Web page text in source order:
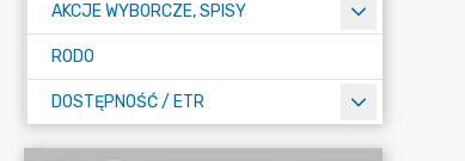
AKCJE WYBORCZE, SPISY
RODO
DOSTĘPNOŚĆ / ETR